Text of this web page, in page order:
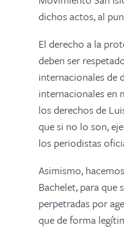
dichos actos, al
El derecho a la
deben ser
internacionales de
internacionales en
los derechos de
que si no lo son,
los periodistas
Asimismo,
Bachelet, para
perpetradas por
que de forma